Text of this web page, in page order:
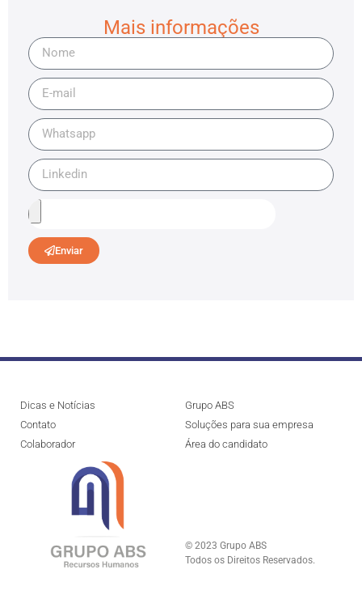
Mais informações
Enviar
© 2023 Grupo ABS
Todos os Direitos Reservados.
Grupo ABS
Soluções para sua empresa
Área do candidato
Dicas e Notícias
Contato
Colaborador